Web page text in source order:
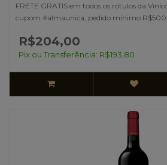
FRETE GRATIS em todos os rótulos da
cupom #almaunica, pedido mínimo R$500..
R$204,00
Pix ou Transferência: R$193,80